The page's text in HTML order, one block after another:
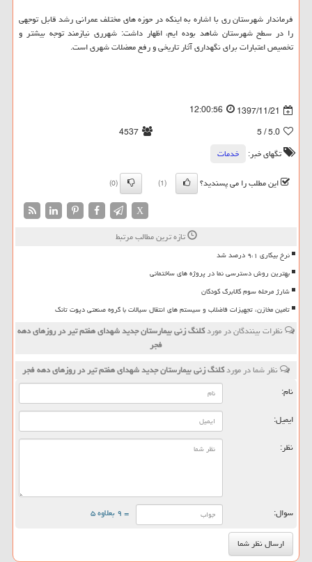
فرماندار شهرستان ری با اشاره به اینكه در حوزه های مختلف عمرانی رشد قابل توجهی
را در سطح شهرستان شاهد بوده ایم، اظهار داشت: شهرری نیازمند توجه بیشتر و
تخصیص اعتبارات برای نگهداری آثار تاریخی و رفع معضلات شهری است.
1397/11/21
12:00:56
5.0
/ 5
4537
تگهای خبر:
خدمات
این مطلب را می پسندید؟
(1)
(0)
X
تازه ترین مطالب مرتبط
نرخ بیکاری ۹،۱ درصد شد
بهترین روش دسترسی نما در پروژه های ساختمانی
شارژ مرحله سوم کالابرگ کودکان
تامین مخازن، تجهیزات فاضلاب و سیستم های انتقال سیالات با گروه صنعتی دپوت تانک
نظرات بینندگان در موردكلنگ زنی بیمارستان جدید شهدای هفتم تیر در روزهای دهه
فجر
نظر شما در موردكلنگ زنی بیمارستان جدید شهدای هفتم تیر در روزهای دهه فجر
نام:
ایمیل:
نظر:
سوال: = ۹ بعلاوه ۵